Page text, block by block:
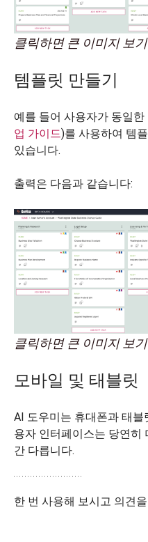
클릭하면 큰 이미지 보기
템플릿 만들기
예를 들어 사용자가 동일
업 가이드)를 사용하여 템
있습니다.
출력은 다음과 같습니다:
클릭하면 큰 이미지 보기
모바일 및 태블릿
AI 도우미는 휴대폰과 태
용자 인터페이스는 당연히
간 다릅니다.
한 번 사용해 보시고 의견